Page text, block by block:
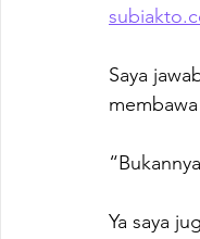
Saya
Ya saya